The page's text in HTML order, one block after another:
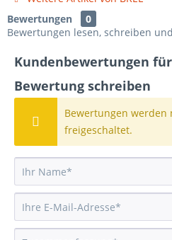
Bewertungen
0
Bewertungen lesen, schreiben
Kundenbewertungen für
Bewertung schreiben
Bewertungen
freigeschaltet.